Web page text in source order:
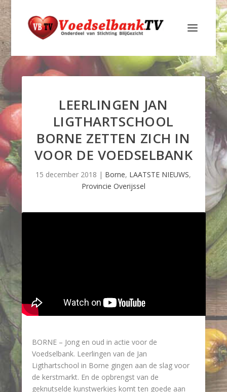
LEERLINGEN JAN
LIGTHARTSCHOOL
BORNE ZETTEN ZICH IN
VOOR DE VOEDSELBANK
15 december 2018 | Borne, LAATSTE NIEUWS,
Provincie Overijssel
BORNE – Jong en oud in actie voor de
Voedselbank. Leerlingen van de Jan
Ligthartschool in Borne gingen aan de slag voor
de kerstmarkt. En de opbrengst van de
geknutselde kunstwerkjes komt ten goede aan